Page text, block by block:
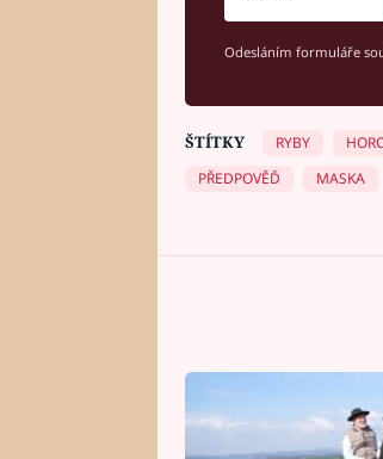
Odesláním formuláře
ŠTÍTKY RYBY
PŘEDPOVĚĎ
MASKA